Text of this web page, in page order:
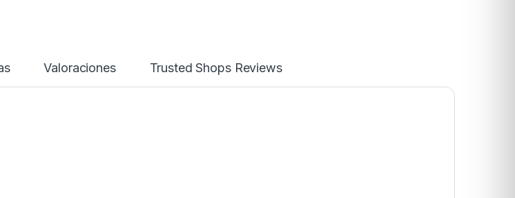
Valoraciones Trusted Shops Reviews